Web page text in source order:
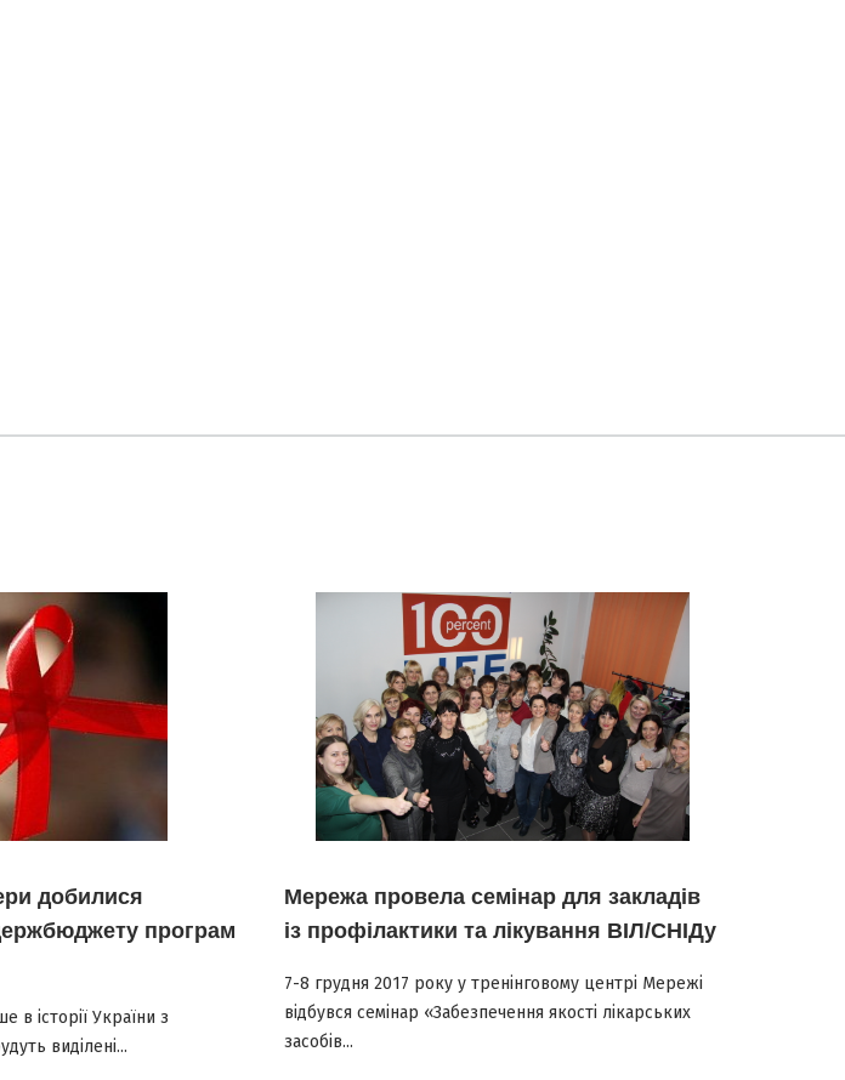
добилися
програм
в історії України з
виділені...
Мережа провела семінар для закладів
із профілактики та лікування ВІЛ/СНІДу
7-8 грудня 2017 року у тренінговому центрі Мережі
відбувся семінар «Забезпечення якості лікарських
засобів...